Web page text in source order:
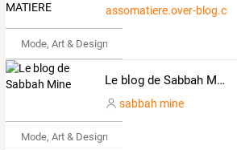
assomatiere.over-blog.com
Mode, Art & Design
Le blog de Sabbah Mine
sabbah mine
Mode, Art & Design